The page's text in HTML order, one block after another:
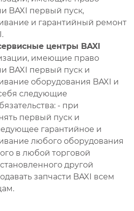
BAXI первый пуск,
и гарантийный ремонт
центры BAXI
имеющие право
BAXI первый пуск и
оборудования BAXI и
следующие
- при
первый пуск и
гарантийное и
любого оборудования
в любой торговой
другой
запчасти BAXI всем